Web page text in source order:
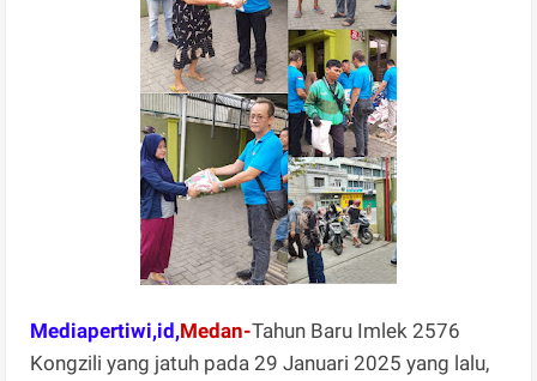
Mediapertiwi,id,Medan-Tahun Baru Imlek 2576
Kongzili yang jatuh pada 29 Januari 2025 yang lalu,